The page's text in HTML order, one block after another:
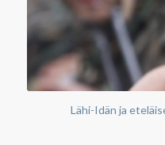
Lähi-Idän ja